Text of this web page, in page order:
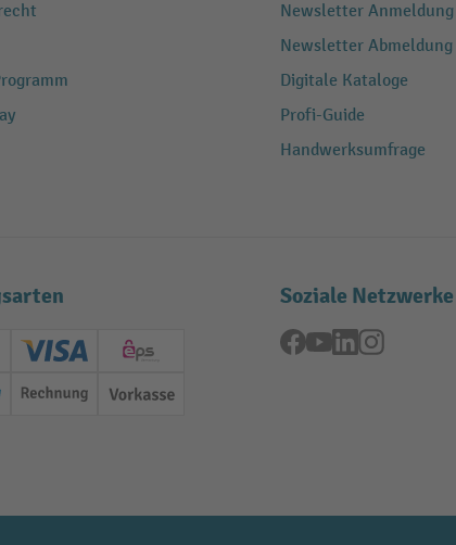
Newsletter Anmeldung
Newsletter Abmeldung
Digitale Kataloge
Profi-Guide
Handwerksumfrage
(Master)
Creditcard (Visa)
EPS
Rechnung Vorkasse
Soziale Netzwerke
Facebook
YouTubeLinkedInInstagram